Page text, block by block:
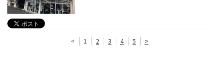
< 1 2 3 4 5 >